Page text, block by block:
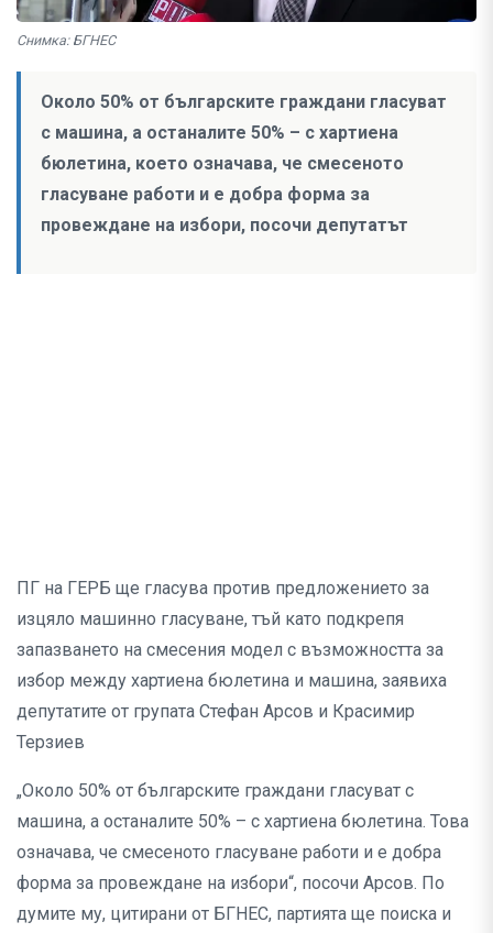
Снимка: БГНЕС
Около 50% от българските граждани гласуват
с машина, а останалите 50% – с хартиена
бюлетина, което означава, че смесеното
гласуване работи и е добра форма за
провеждане на избори, посочи депутатът
ПГ на ГЕРБ ще гласува против предложението за
изцяло машинно гласуване, тъй като подкрепя
запазването на смесения модел с възможността за
избор между хартиена бюлетина и машина, заявиха
депутатите от групата Стефан Арсов и Красимир
Терзиев
„Около 50% от българските граждани гласуват с
машина, а останалите 50% – с хартиена бюлетина. Това
означава, че смесеното гласуване работи и е добра
форма за провеждане на избори“, посочи Арсов. По
думите му, цитирани от БГНЕС, партията ще поиска и